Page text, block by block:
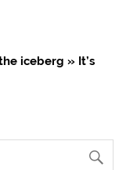
iceberg » It’s